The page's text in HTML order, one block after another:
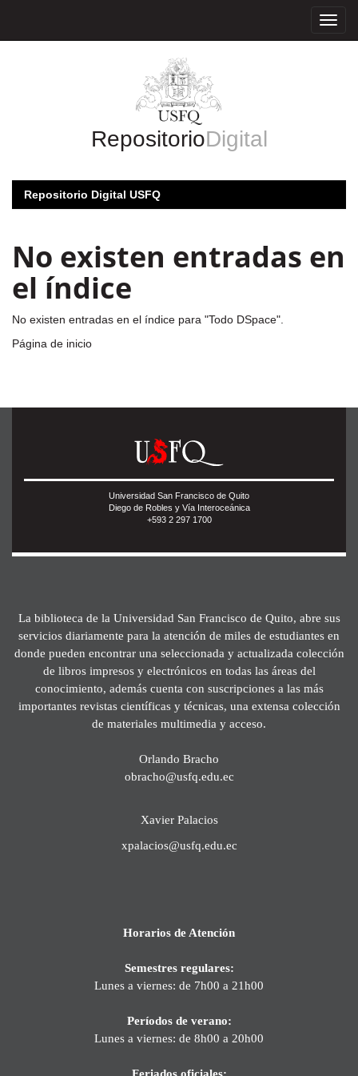
RepositorioDigital
Repositorio Digital USFQ
No existen entradas en
el índice
No existen entradas en el índice para "Todo DSpace".
Página de inicio
Universidad San Francisco de Quito
Diego de Robles y Vía Interoceánica
+593 2 297 1700
La biblioteca de la Universidad San Francisco de Quito, abre sus
servicios diariamente para la atención de miles de estudiantes en
donde pueden encontrar una seleccionada y actualizada colección
de libros impresos y electrónicos en todas las áreas del
conocimiento, además cuenta con suscripciones a las más
importantes revistas científicas y técnicas, una extensa colección
de materiales multimedia y acceso.
Orlando Bracho
obracho@usfq.edu.ec
Xavier Palacios
xpalacios@usfq.edu.ec
Horarios de Atención
Semestres regulares:
Lunes a viernes: de 7h00 a 21h00
Períodos de verano:
Lunes a viernes: de 8h00 a 20h00
Feriados oficiales: